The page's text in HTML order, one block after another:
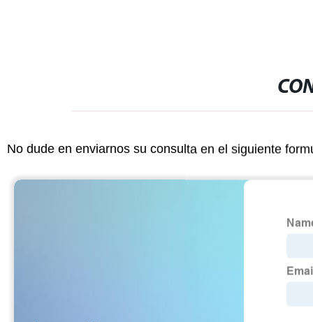
No dude en enviarnos su consulta en el siguiente